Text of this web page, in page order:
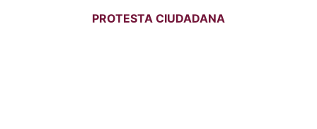
PROTESTA CIUDADANA